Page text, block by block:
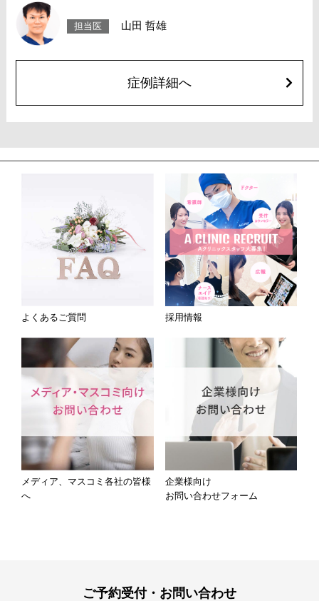
サージは1〜2週間ほどお控えください。
費用：スタンダード 1cc 3,900円(税込)
アドバンス 1cc 5,500円(税込)
オプション：笑気麻酔 3,300円(税込)
担当医 山田 哲雄
症例詳細へ
よくあるご質問 採用情報
メディア、マスコミ各社の皆様
へ
企業様向け
お問い合わせフォーム
ご予約受付・お問い合わせ